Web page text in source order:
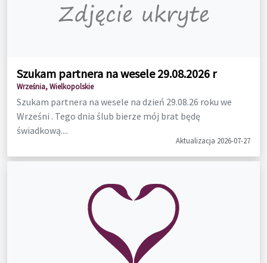
Szukam partnera na wesele 29.08.2026 r
Września, Wielkopolskie
Szukam partnera na wesele na dzień 29.08.26 roku we
Wrześni . Tego dnia ślub bierze mój brat będę
świadkową....
Aktualizacja 2026-07-27